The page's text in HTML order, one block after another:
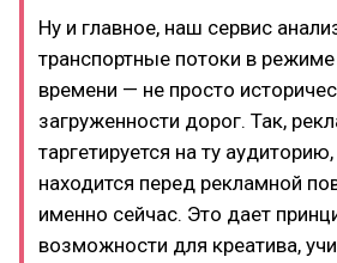
Ну и главное, наш сервис
транспортные потоки в режиме
времени — не просто
загруженности дорог. Так,
таргетируется на ту
находится перед рекламной
именно сейчас. Это дает
возможности для креатива,